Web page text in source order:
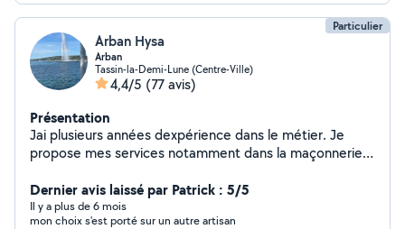
Particulier
Arban Hysa
Arban
Tassin-la-Demi-Lune (Centre-Ville)
4,4/5 (77 avis)
Présentation
Jai plusieurs années dexpérience dans le métier. Je
propose mes services notamment dans la maçonnerie,
de placo, etc.
Dernier avis laissé par Patrick : 5/5
Il y a plus de 6 mois
mon choix s'est porté sur un autre artisan